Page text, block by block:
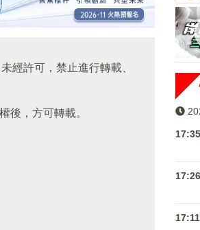
經許可，禁止進行轉載、
後，方可轉載。
17:35
17:26
17:11